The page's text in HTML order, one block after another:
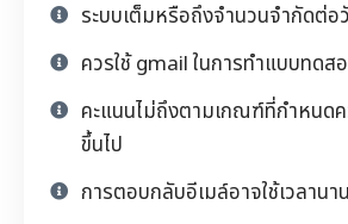
ระบบเต็มหรือถึงจำนวนจำกัดต่อ
ควรใช้ gmail ในการทำแบบทดส
คะแนนไม่ถึงตามเกณฑ์ที่กำหนดค
ขึ้นไป
การตอบกลับอีเมล์อาจใช้เวลานา